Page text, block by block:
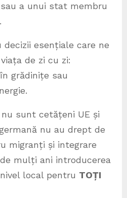
a unui stat membru
decizii esențiale care ne
de zi cu zi:
grădinițe sau
sunt cetățeni UE și
nu au drept de
migranți și integrare
mulți ani introducerea
local pentru TOȚI